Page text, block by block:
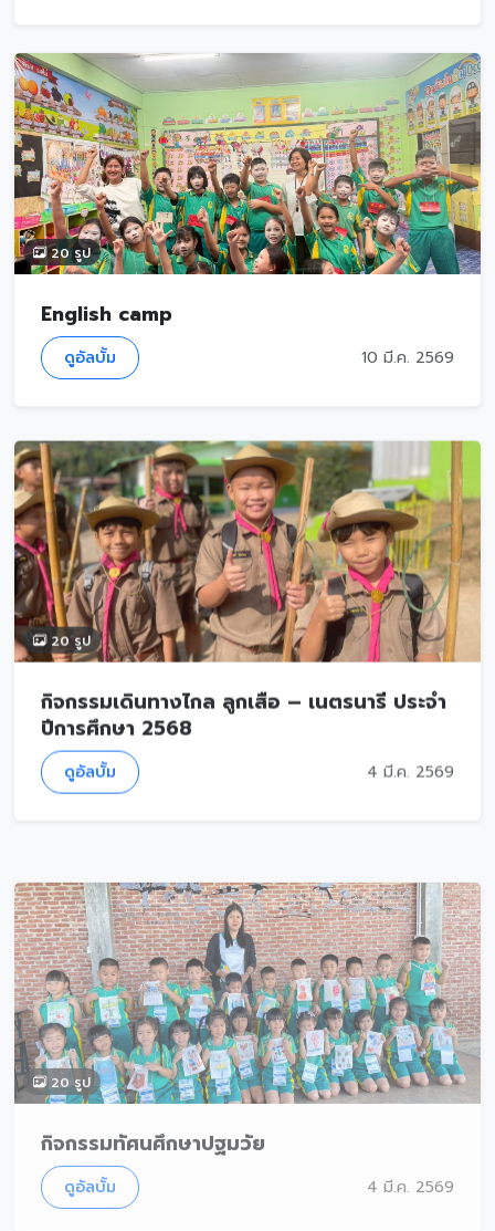
20 รูป
English camp
ดูอัลบั้ม 10 มี.ค. 2569
20 รูป
กิจกรรมเดินทางไกล ลูกเสือ – เนตรนารี ประจำ
ปีการศึกษา 2568
ดูอัลบั้ม 4 มี.ค. 2569
20 รูป
กิจกรรมทัศนศึกษาปฐมวัย
ดูอัลบั้ม